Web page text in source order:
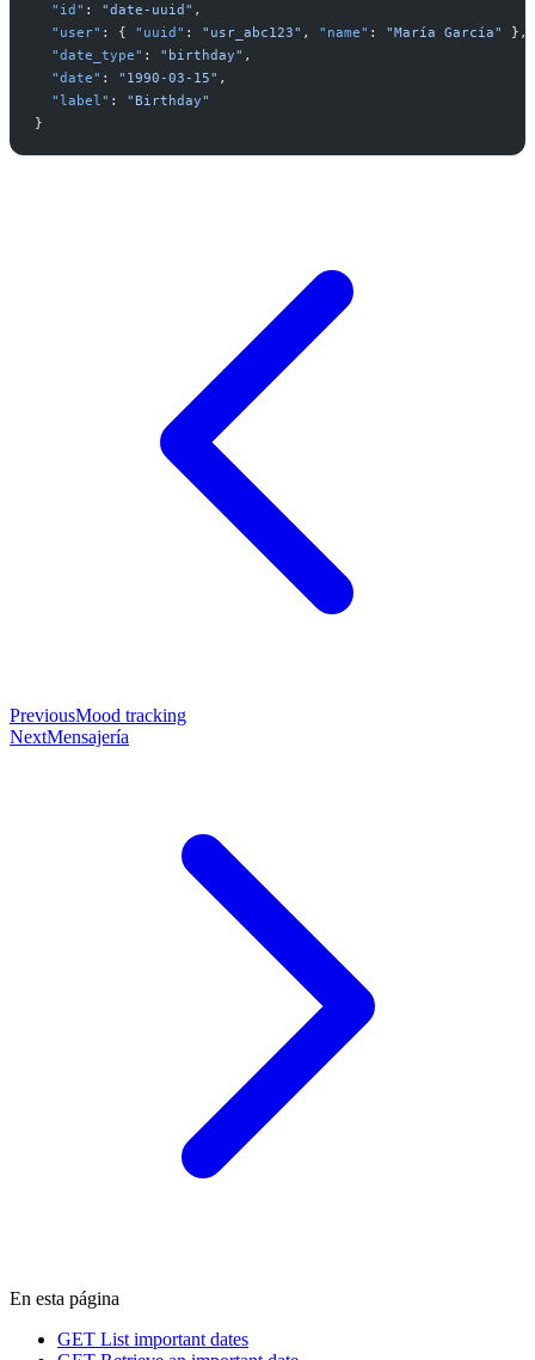
  "id"
: "date-uuid" ,
  "user"
: { "uuid" : "usr_abc123" , "name" : "María García"
},
  "date_type"
: "birthday" ,
  "date"
: "1990-03-15" ,
  "label"
: "Birthday"
}
PreviousMood tracking
NextMensajería
En esta página
GET List important dates